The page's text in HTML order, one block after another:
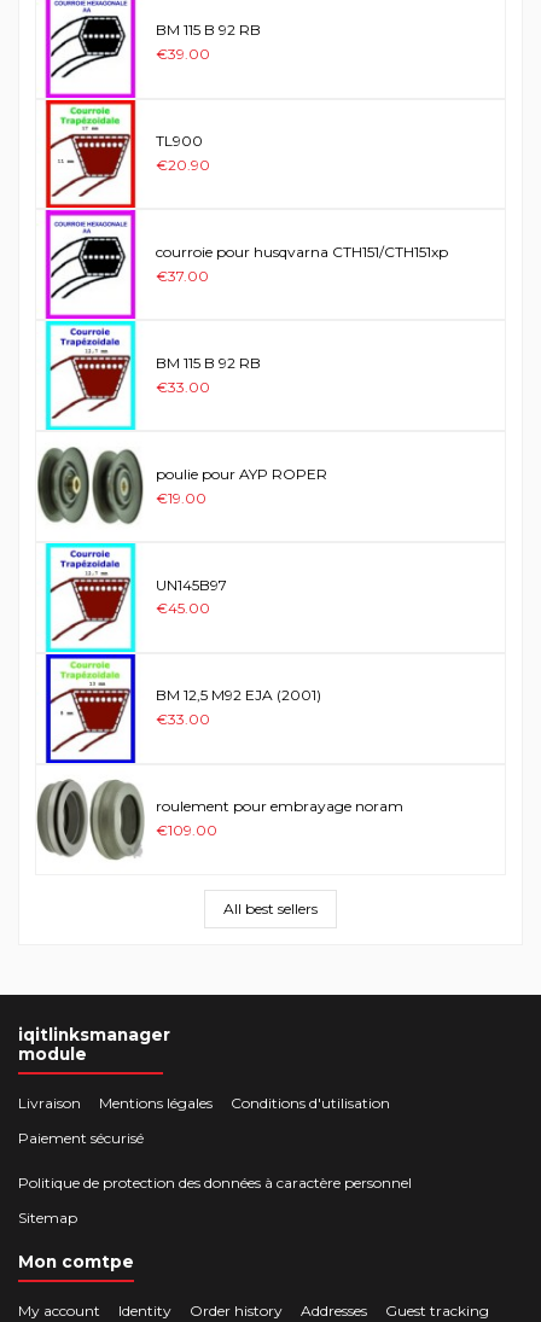
BM 115 B 92 RB
€39.00
TL900
€20.90
courroie pour husqvarna CTH151/CTH151xp
€37.00
BM 115 B 92 RB
€33.00
poulie pour AYP ROPER
€19.00
UN145B97
€45.00
BM 12,5 M92 EJA (2001)
€33.00
roulement pour embrayage noram
€109.00
All best sellers
iqitlinksmanager
module
Livraison Mentions légales
Conditions d'utilisation
Paiement sécurisé
Politique de protection des données à caractère personnel
Sitemap
Mon comtpe
My account Identity Order history Addresses Guest tracking